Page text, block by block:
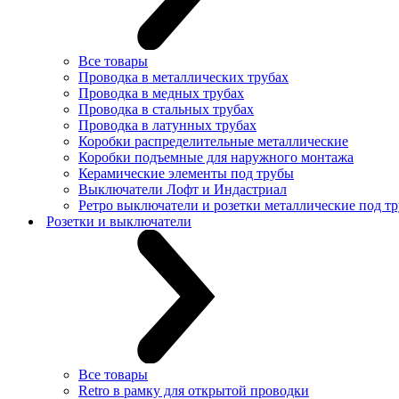
Все товары
Проводка в металлических трубах
Проводка в медных трубах
Проводка в стальных трубах
Проводка в латунных трубах
Коробки распределительные металлические
Коробки подъемные для наружного монтажа
Керамические элементы под трубы
Выключатели Лофт и Индастриал
Ретро выключатели и розетки металлические под
Розетки и выключатели
Все товары
Retro в рамку для открытой проводки